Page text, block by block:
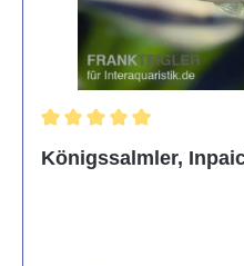
Königssalmler,